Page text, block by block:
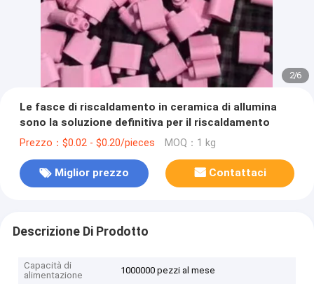
2/6
Le fasce di riscaldamento in ceramica di allumina
sono la soluzione definitiva per il riscaldamento
Prezzo：$0.02 - $0.20/pieces MOQ：1 kg
Miglior prezzo Contattaci
Descrizione Di Prodotto
Capacità di
alimentazione
1000000 pezzi al mese